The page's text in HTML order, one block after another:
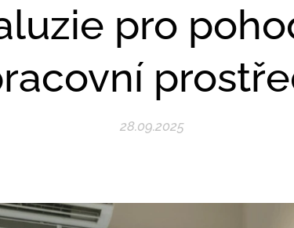
pro
28.09.2025